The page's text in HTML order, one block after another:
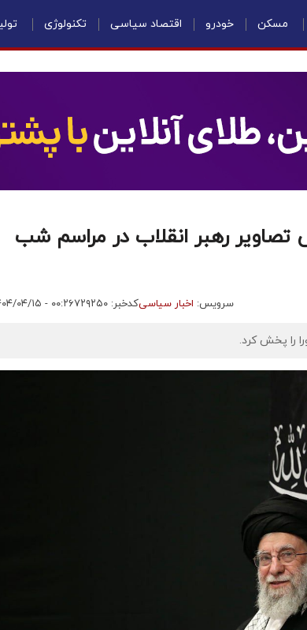
مسکن خودرو اقتصاد سیاسی تکنولوژی
رهبر انقلاب در مراسم شب
سرویس: اخبار سیاسیکدخبر: ۷۲۹۲۵۰ ۱۴۰۴/۰۴/۱۵ -
را پخش کرد.